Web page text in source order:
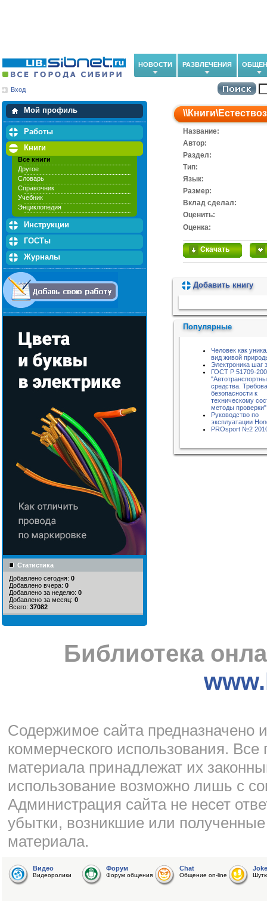
НОВОСТИ РАЗВЛЕЧЕНИЯ
Вход
Мой профиль
Мои закладки
Работы
Книги
Все книги
Другое
Словарь
Справочник
Учебник
Энциклопедия
Инструкции
ГОСТы
Журналы
Статистика
Добавлено сегодня: 0
Добавлено вчера: 0
Добавлено за неделю: 0
Добавлено за месяц: 0
Всего: 37082
\\Книги\
Название:
Автор:
Раздел:
Тип:
Язык:
Размер:
Вклад сделал:
Оценить:
Оценка:
Скачать
Добавить книгу
Популярные
Человек как
вид живой
Электроника шаг
ГОСТ Р 51709-
средства.
безопасности к
техническому
методы проверки"
Руководство по
эксплуатации
PROsport №2
Библиотека
Cодержимое сайта предназначено
коммерческого использования.
материала принадлежат их
использование возможно лишь с
Администрация сайта не несет
убытки, возникшие или
материала.
Видео
Видеоролики
Форум
Форум общения
Chat
Общение on-line
Joke